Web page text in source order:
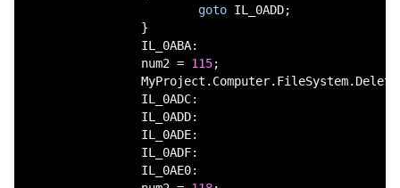
goto IL_0ADD;
}
IL_0ABA:
num2 = 115;
IL_0ADC:
IL_0ADD:
IL_0ADE:
IL_0ADF:
IL_0AE0: